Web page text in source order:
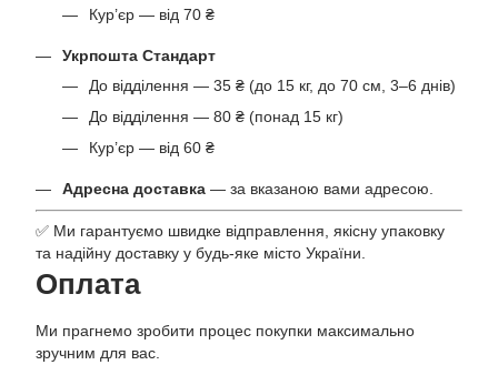
Кур’єр — від 70 ₴
Укрпошта Стандарт
До відділення — 35 ₴ (до 15 кг, до 70 см, 3–6 днів)
До відділення — 80 ₴ (понад 15 кг)
Кур’єр — від 60 ₴
Адресна доставка — за вказаною вами адресою.
✅ Ми гарантуємо швидке відправлення, якісну упаковку
та надійну доставку у будь-яке місто України.
Оплата
Ми прагнемо зробити процес покупки максимально
зручним для вас.